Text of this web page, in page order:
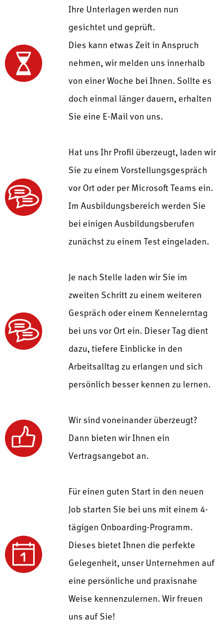
Ihre Unterlagen werden nun
gesichtet und geprüft.
Dies kann etwas Zeit in Anspruch
nehmen, wir melden uns innerhalb
von einer Woche bei Ihnen. Sollte es
doch einmal länger dauern, erhalten
Sie eine E-Mail von uns.
Hat uns Ihr Profil überzeugt, laden wir
Sie zu einem Vorstellungsgespräch
vor Ort oder per Microsoft Teams ein.
Im Ausbildungsbereich werden Sie
bei einigen Ausbildungsberufen
zunächst zu einem Test eingeladen.
Je nach Stelle laden wir Sie im
zweiten Schritt zu einem weiteren
Gespräch oder einem Kennelerntag
bei uns vor Ort ein. Dieser Tag dient
dazu, tiefere Einblicke in den
Arbeitsalltag zu erlangen und sich
persönlich besser kennen zu lernen.
Wir sind voneinander überzeugt?
Dann bieten wir Ihnen ein
Vertragsangebot an.
Für einen guten Start in den neuen
Job starten Sie bei uns mit einem 4-
tägigen Onboarding-Programm.
Dieses bietet Ihnen die perfekte
Gelegenheit, unser Unternehmen auf
eine persönliche und praxisnahe
Weise kennenzulernen.Wir freuen
uns auf Sie!